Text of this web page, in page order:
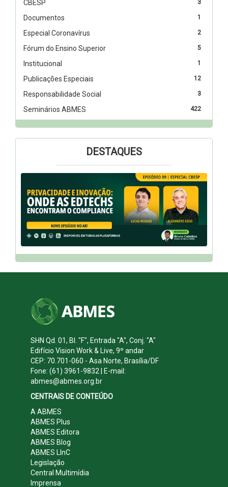
3
CBESP
1
Documentos
2
Especial Coronavírus
5
Fórum do Ensino Superior
1
Institucional
12
Publicações Especiais
3
Responsabilidade Social
422
Seminários ABMES
DESTAQUES
SHN Qd. 01, Bl. "F", Entrada "A", Conj. "A"
Edifício Vision Work & Live, 9º andar
CEP: 70.701-060 - Asa Norte, Brasília/DF
Fone: (61) 3961-9832 | E-mail:
abmes@abmes.org.br
CENTRAIS DE CONTEÚDO
A ABMES
ABMES Plus
ABMES Editora
ABMES Blog
ABMES LInC
Legislação
Central Multimídia
Imprensa